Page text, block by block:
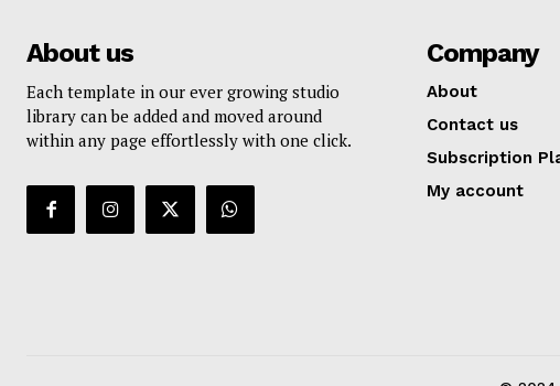
About us
Each template in our ever growing studio
library can be added and moved around
within any page effortlessly with one click.
Company
About
Contact us
Subscription
My account